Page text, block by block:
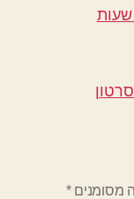
שעות
מסומנים*